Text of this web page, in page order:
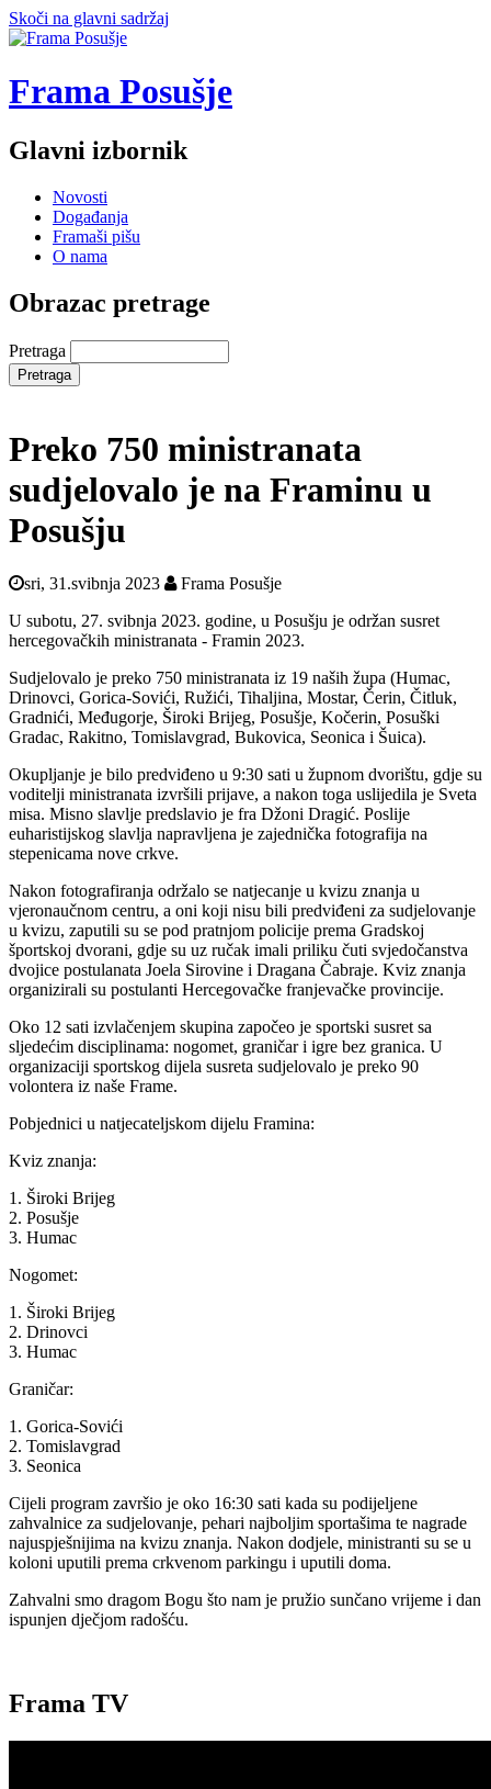
Skoči na glavni sadržaj
Frama Posušje
Glavni izbornik
Novosti
Događanja
Framaši pišu
O nama
Obrazac pretrage
Pretraga
Preko 750 ministranata
sudjelovalo je na Framinu u
Posušju
sri, 31.svibnja 2023
Frama Posušje
U subotu, 27. svibnja 2023. godine, u Posušju je održan susret
hercegovačkih ministranata - Framin 2023.
Sudjelovalo je preko 750 ministranata iz 19 naših župa (Humac,
Drinovci, Gorica-Sovići, Ružići, Tihaljina, Mostar, Čerin, Čitluk,
Gradnići, Međugorje, Široki Brijeg, Posušje, Kočerin, Posuški
Gradac, Rakitno, Tomislavgrad, Bukovica, Seonica i Šuica).
Okupljanje je bilo predviđeno u 9:30 sati u župnom dvorištu, gdje su
voditelji ministranata izvršili prijave, a nakon toga uslijedila je Sveta
misa. Misno slavlje predslavio je fra Džoni Dragić. Poslije
euharistijskog slavlja napravljena je zajednička fotografija na
stepenicama nove crkve.
Nakon fotografiranja održalo se natjecanje u kvizu znanja u
vjeronaučnom centru, a oni koji nisu bili predviđeni za sudjelovanje
u kvizu, zaputili su se pod pratnjom policije prema Gradskoj
športskoj dvorani, gdje su uz ručak imali priliku čuti svjedočanstva
dvojice postulanata Joela Sirovine i Dragana Čabraje. Kviz znanja
organizirali su postulanti Hercegovačke franjevačke provincije.
Oko 12 sati izvlačenjem skupina započeo je sportski susret sa
sljedećim disciplinama: nogomet, graničar i igre bez granica. U
organizaciji sportskog dijela susreta sudjelovalo je preko 90
volontera iz naše Frame.
Pobjednici u natjecateljskom dijelu Framina:
Kviz znanja:
1. Široki Brijeg
2. Posušje
3. Humac
Nogomet:
1. Široki Brijeg
2. Drinovci
3. Humac
Graničar:
1. Gorica-Sovići
2. Tomislavgrad
3. Seonica
Cijeli program završio je oko 16:30 sati kada su podijeljene
zahvalnice za sudjelovanje, pehari najboljim sportašima te nagrade
najuspješnijima na kvizu znanja. Nakon dodjele, ministranti su se u
koloni uputili prema crkvenom parkingu i uputili doma.
Zahvalni smo dragom Bogu što nam je pružio sunčano vrijeme i dan
ispunjen dječjom radošću.
Frama TV